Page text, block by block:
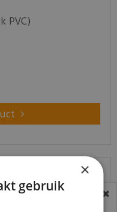
PVC)
×
gebruik